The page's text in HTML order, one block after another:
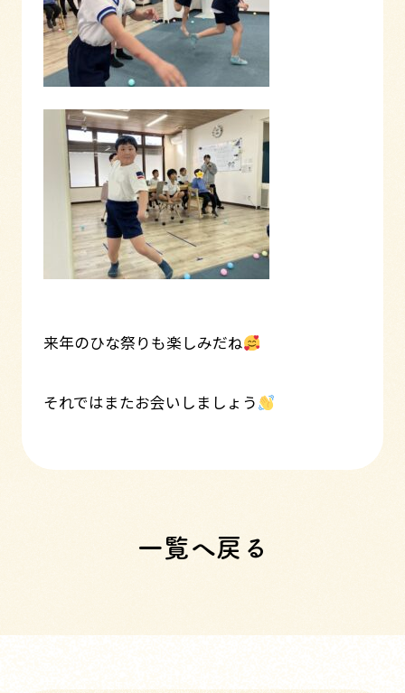
来年のひな祭りも楽しみだね
それではまたお会いしましょう
一覧へ戻る